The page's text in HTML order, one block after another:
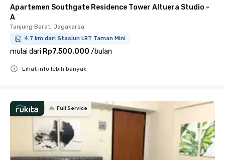
Apartemen Southgate Residence Tower Altuera Studio -
A
Tanjung Barat, Jagakarsa
4.7 km dari Stasiun LRT Taman Mini
mulai dari Rp7.500.000 /bulan
Lihat info lebih banyak
Full Service